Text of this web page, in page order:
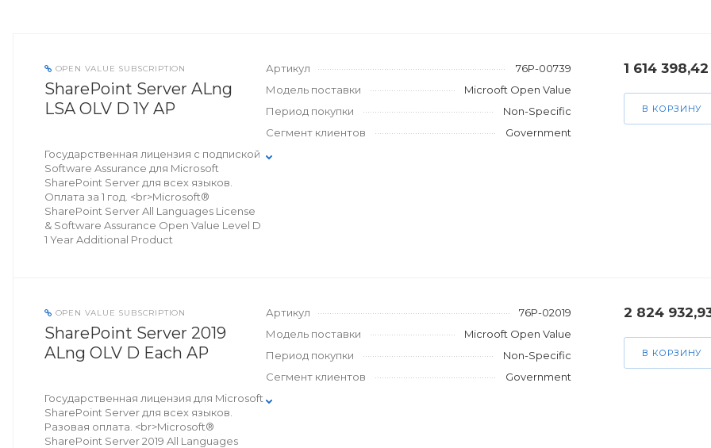
OPEN VALUE SUBSCRIPTION
SharePoint Server ALng
LSA OLV D 1Y AP
Государственная лицензия с подпиской
Software Assurance для Microsoft
SharePoint Server для всех языков.
Оплата за 1 год. <br>Microsoft®
SharePoint Server All Languages License
& Software Assurance Open Value Level D
1 Year Additional Product
Артикул
76P-00739
Модель поставки
Microoft Open Value
Период покупки
Non-Specific
Сегмент клиентов
Government
1 614
В КОРЗИНУ
OPEN VALUE SUBSCRIPTION
SharePoint Server 2019
ALng OLV D Each AP
Государственная лицензия для Microsoft
SharePoint Server для всех языков.
Разовая оплата. <br>Microsoft®
SharePoint Server 2019 All Languages
Артикул
76P-02019
Модель поставки
Microoft Open Value
Период покупки
Non-Specific
Сегмент клиентов
Government
2 824
В КОРЗИНУ